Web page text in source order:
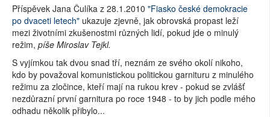
Příspěvek Jana Čulíka z 28.1.2010 "Fiasko české demokracie
po dvaceti letech" ukazuje zjevně, jak obrovská propast leží
mezi životními zkušenostmi různých lidí, pokud jde o minulý
režim, píše Miroslav Tejkl.
S vyjímkou tak dvou snad tří, neznám ze svého okolí nikoho,
kdo by považoval komunistickou politickou garnituru z minulého
režimu za zločince, kteří mají na rukou krev - pokud se zvlášť
nezdůrazní první garnitura po roce 1948 - to by jich podle mého
odhadu několik přibylo...